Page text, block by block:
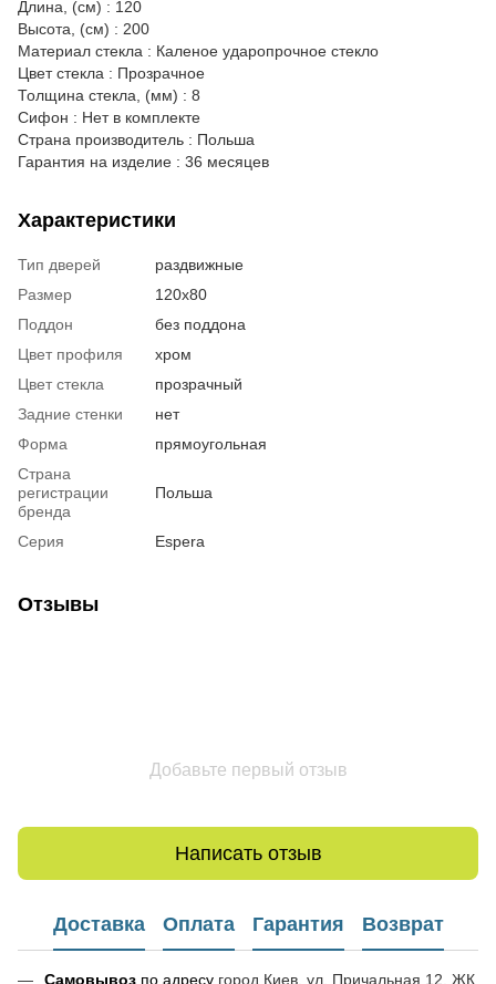
Длина, (см) : 120
Высота, (см) : 200
Материал стекла : Каленое ударопрочное стекло
Цвет стекла : Прозрачное
Толщина стекла, (мм) : 8
Сифон : Нет в комплекте
Страна производитель : Польша
Гарантия на изделие : 36 месяцев
Характеристики
Тип дверей
раздвижные
Размер
120x80
Поддон
без поддона
Цвет профиля
хром
Цвет стекла
прозрачный
Задние стенки
нет
Форма
прямоугольная
Страна
регистрации
бренда
Польша
Серия Espera
Отзывы
Добавьте первый отзыв
Написать отзыв
Доставка Оплата Гарантия Возврат
Самовывоз по адресу город Киев, ул. Причальная 12, ЖК